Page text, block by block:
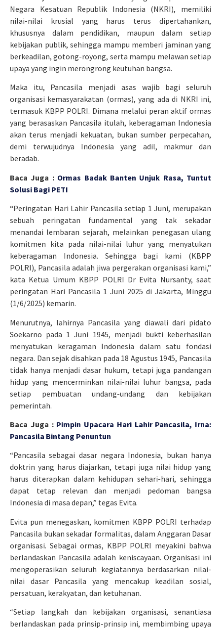
Negara Kesatuan Republik Indonesia (NKRI), memiliki
nilai-nilai krusial yang harus terus dipertahankan,
khususnya dalam pendidikan, maupun dalam setiap
kebijakan publik, sehingga mampu memberi jaminan yang
berkeadilan, gotong-royong, serta mampu melawan setiap
upaya yang ingin merongrong keutuhan bangsa.
Maka itu, Pancasila menjadi asas wajib bagi seluruh
organisasi kemasyarakatan (ormas), yang ada di NKRI ini,
termasuk KBPP POLRI. Dimana melalui peran aktif ormas
yang berasaskan Pancasila itulah, keberagaman Indonesia
akan terus menjadi kekuatan, bukan sumber perpecahan,
demi terwujudnya Indonesia yang adil, makmur dan
beradab.
Baca Juga : Ormas Badak Banten Unjuk Rasa, Tuntut
Solusi Bagi PETI
“Peringatan Hari Lahir Pancasila setiap 1 Juni, merupakan
sebuah peringatan fundamental yang tak sekadar
menandai lembaran sejarah, melainkan penegasan ulang
komitmen kita pada nilai-nilai luhur yang menyatukan
keberagaman Indonesia. Sehingga bagi kami (KBPP
POLRI), Pancasila adalah jiwa pergerakan organisasi kami,”
kata Ketua Umum KBPP POLRI Dr Evita Nursanty, saat
peringatan Hari Pancasila 1 Juni 2025 di Jakarta, Minggu
(1/6/2025) kemarin.
Menurutnya, lahirnya Pancasila yang diawali dari pidato
Soekarno pada 1 Juni 1945, menjadi bukti keberhasilan
menyatukan keragaman Indonesia dalam satu fondasi
negara. Dan sejak disahkan pada 18 Agustus 1945, Pancasila
tidak hanya menjadi dasar hukum, tetapi juga pandangan
hidup yang mencerminkan nilai-nilai luhur bangsa, pada
setiap pembuatan undang-undang dan kebijakan
pemerintah.
Baca Juga : Pimpin Upacara Hari Lahir Pancasila, Irna:
Pancasila Bintang Penuntun
“Pancasila sebagai dasar negara Indonesia, bukan hanya
doktrin yang harus diajarkan, tetapi juga nilai hidup yang
harus diterapkan dalam kehidupan sehari-hari, sehingga
dapat tetap relevan dan menjadi pedoman bangsa
Indonesia di masa depan,” tegas Evita.
Evita pun menegaskan, komitmen KBPP POLRI terhadap
Pancasila bukan sekadar formalitas, dalam Anggaran Dasar
organisasi. Sebagai ormas, KBPP POLRI meyakini bahwa
berlandaskan Pancasila adalah keniscayaan. Organisasi ini
mengoperasikan seluruh kegiatannya berdasarkan nilai-
nilai dasar Pancasila yang mencakup keadilan sosial,
persatuan, kerakyatan, dan ketuhanan.
“Setiap langkah dan kebijakan organisasi, senantiasa
berlandaskan pada prinsip-prinsip ini, membimbing upaya